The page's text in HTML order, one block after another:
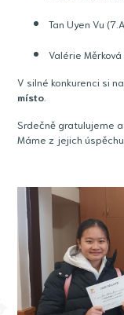
Tan Uyen Vu
Valérie Měrková
V silné konkurenci si
místo
Srdečně gratulujeme
Máme z jejich